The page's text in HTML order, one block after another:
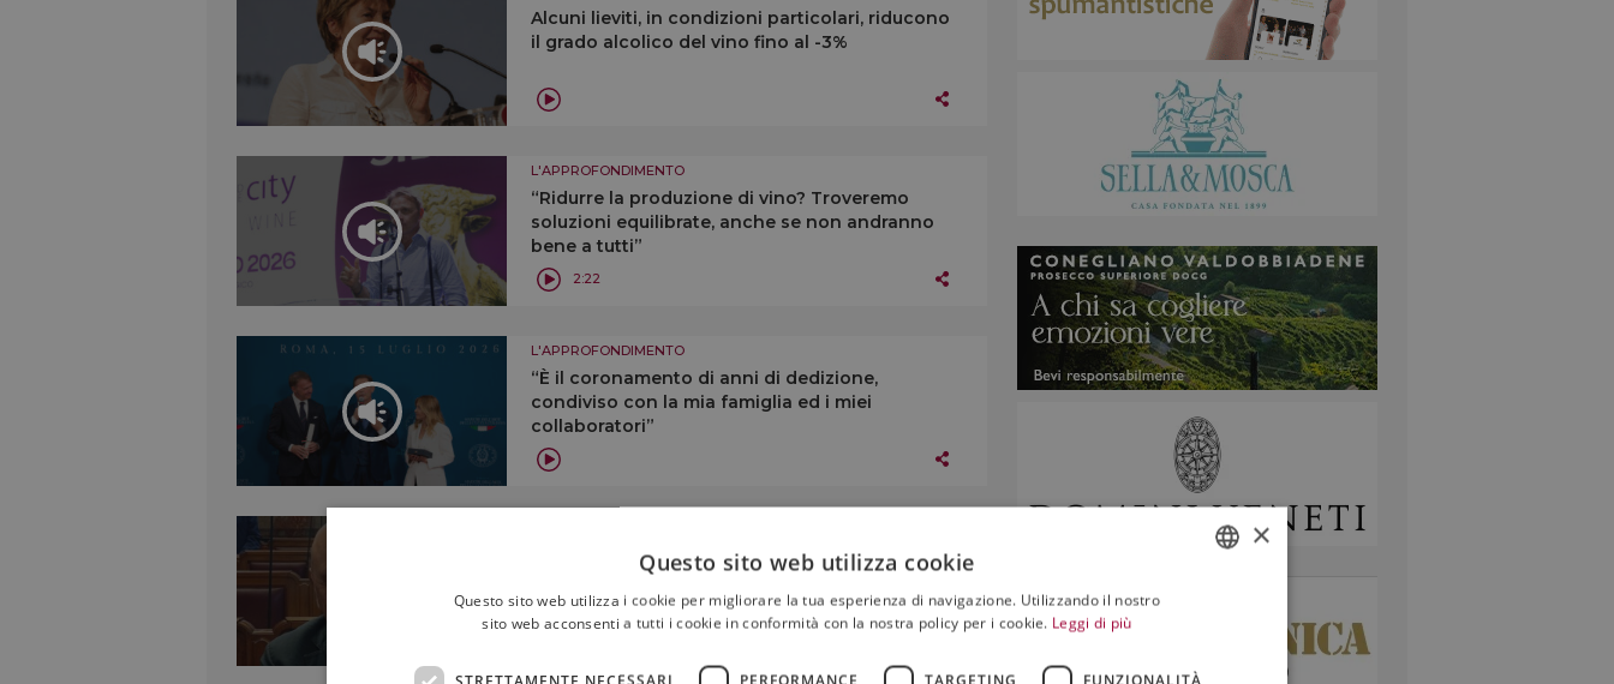
Alcuni lieviti, in condizioni particolari, riducono
il grado alcolico del vino fino al -3%
L'APPROFONDIMENTO
“Ridurre la produzione di vino? Troveremo
soluzioni equilibrate, anche se non andranno
bene a tutti”
2:22
L'APPROFONDIMENTO
“È il coronamento di anni di dedizione,
condiviso con la mia famiglia ed i miei
collaboratori”
“Il vino supererà questa tempesta imperfetta, se
riprenderà in mano il proprio destino”
×
Questo sito web utilizza cookie
Questo sito web utilizza i cookie per migliorare la tua esperienza di navigazione. Utilizzando il nostro
sito web acconsenti a tutti i cookie in conformità con la nostra policy per i cookie. Leggi di più
STRETTAMENTE NECESSARI PERFORMANCE TARGETING FUNZIONALITÀ